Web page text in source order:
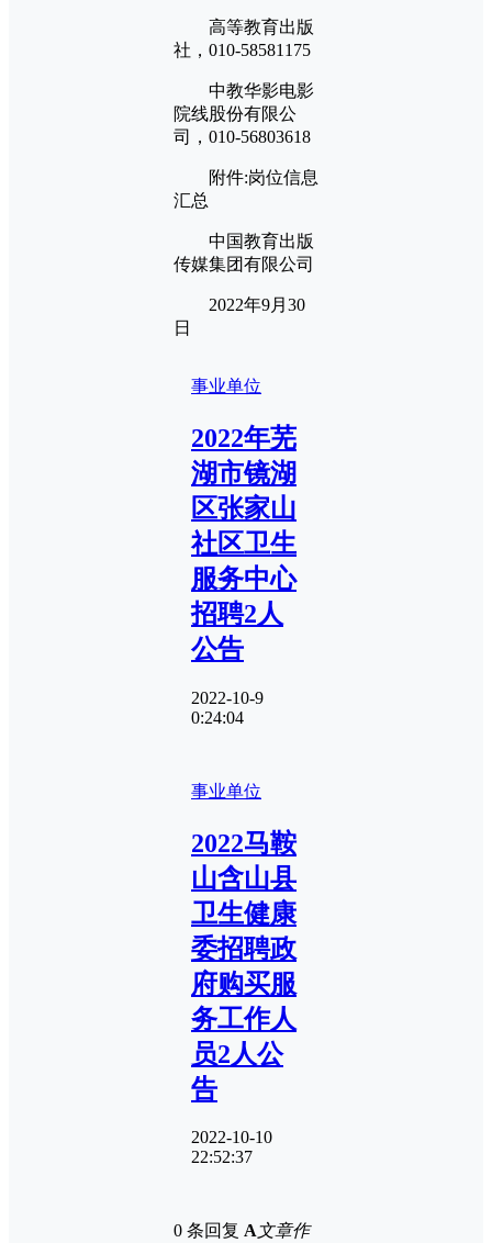
高等教育出版
社，010-58581175
中教华影电影
院线股份有限公
司，010-56803618
附件:岗位信息
汇总
中国教育出版
传媒集团有限公司
2022年9月30
日
事业单位
2022年芜
湖市镜湖
区张家山
社区卫生
服务中心
招聘2人
公告
2022-10-9
0:24:04
事业单位
2022马鞍
山含山县
卫生健康
委招聘政
府购买服
务工作人
员2人公
告
2022-10-10
22:52:37
0 条回复 A文章作